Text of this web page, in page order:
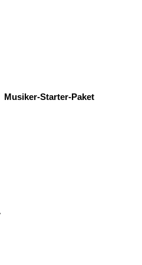
Musiker-Starter-Paket